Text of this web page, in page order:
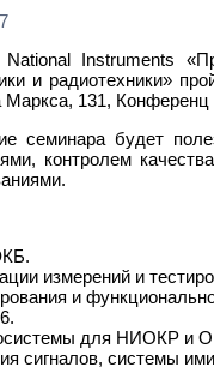
Instruments
и радиотехники»
Маркса, 131, Конференц
семинара будет
контролем
измерений и
и
для НИОКР и
сигналов, системы